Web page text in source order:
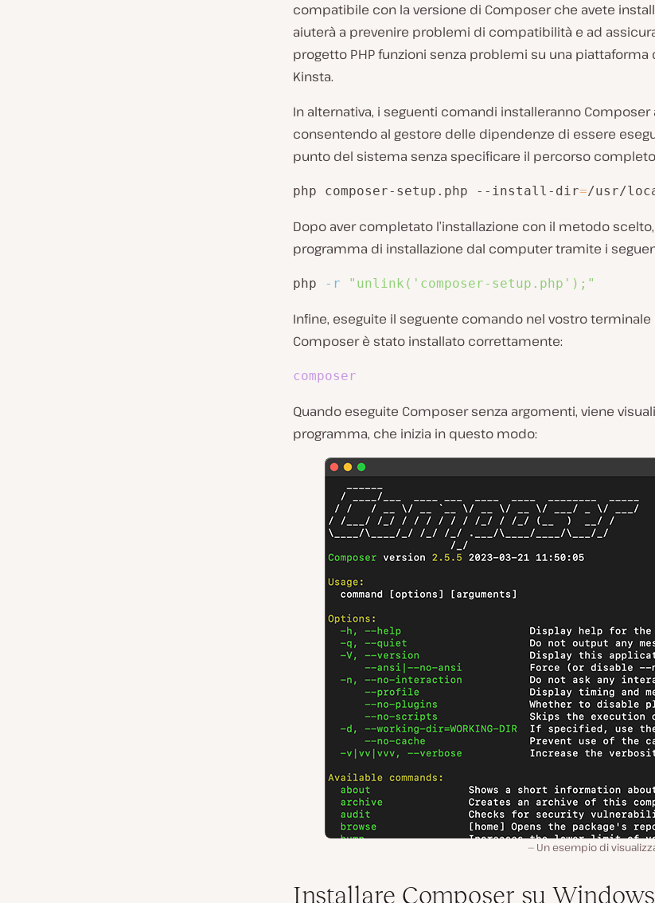
compatibile con la versione di Composer che avete
aiuterà a prevenire problemi di compatibilità e ad
progetto PHP funzioni senza problemi su una
Kinsta.
In alternativa, i seguenti comandi installeranno Composer
consentendo al gestore delle dipendenze di essere
punto del sistema senza specificare il percorso
php composer-setup.php --install-dir=/usr/
Dopo aver completato l’installazione con il metodo
programma di installazione dal computer tramite i
php -r "unlink('composer-setup.php');"
Infine, eseguite il seguente comando nel vostro terminale
Composer è stato installato correttamente:
composer
Quando eseguite Composer senza argomenti, viene
programma, che inizia in questo modo:
Un esempio di
Installare Composer su Windows